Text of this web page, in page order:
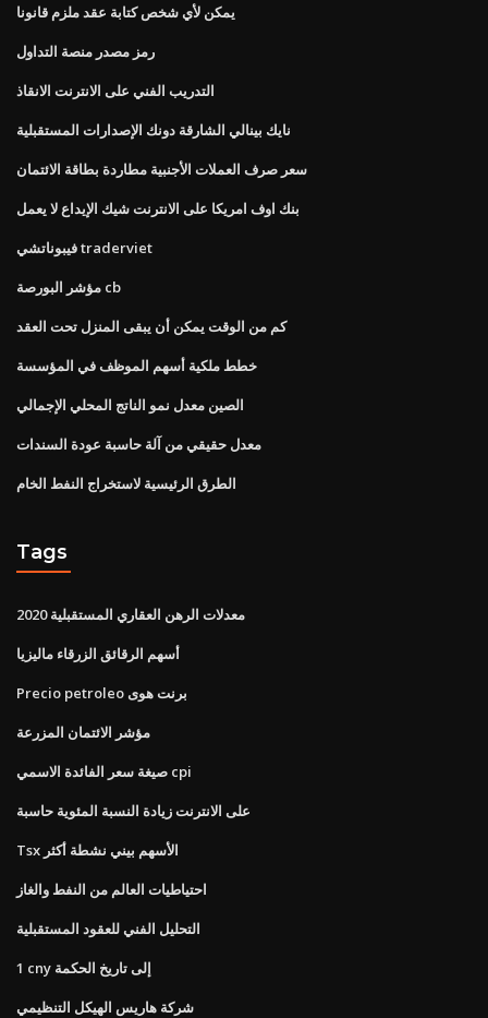
يمكن لأي شخص كتابة عقد ملزم قانونا
رمز مصدر منصة التداول
التدريب الفني على الانترنت الانقاذ
نايك بينالي الشارقة دونك الإصدارات المستقبلية
سعر صرف العملات الأجنبية مطاردة بطاقة الائتمان
بنك اوف امريكا على الانترنت شيك الإيداع لا يعمل
فيبوناتشي traderviet
مؤشر البورصة cb
كم من الوقت يمكن أن يبقى المنزل تحت العقد
خطط ملكية أسهم الموظف في المؤسسة
الصين معدل نمو الناتج المحلي الإجمالي
معدل حقيقي من آلة حاسبة عودة السندات
الطرق الرئيسية لاستخراج النفط الخام
Tags
معدلات الرهن العقاري المستقبلية 2020
أسهم الرقائق الزرقاء ماليزيا
Precio petroleo برنت هوى
مؤشر الائتمان المزرعة
صيغة سعر الفائدة الاسمي cpi
على الانترنت زيادة النسبة المئوية حاسبة
Tsx الأسهم بيني نشطة أكثر
احتياطيات العالم من النفط والغاز
التحليل الفني للعقود المستقبلية
1 cny إلى تاريخ الحكمة
شركة هاريس الهيكل التنظيمي